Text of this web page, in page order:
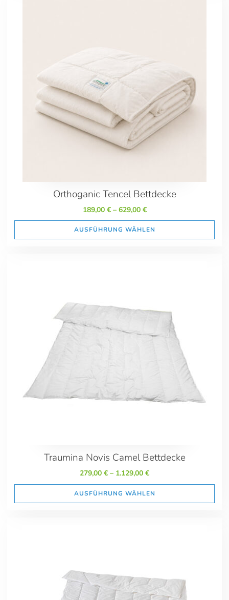
140x200 Sondergröße
155x200 Sondergröße
155x220
200x200 Übergröße
200x220 Übergröße
Orthoganic Tencel Bettdecke
189,00 €– 629,00 €
AUSFÜHRUNG WÄHLEN
Traumina Novis Camel Bettdecke
279,00 € – 1.129,00 €
AUSFÜHRUNG WÄHLEN